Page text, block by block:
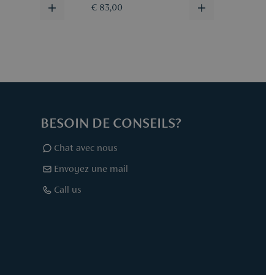
€ 83,00
BESOIN DE CONSEILS?
Chat avec nous
Envoyez une mail
Call us